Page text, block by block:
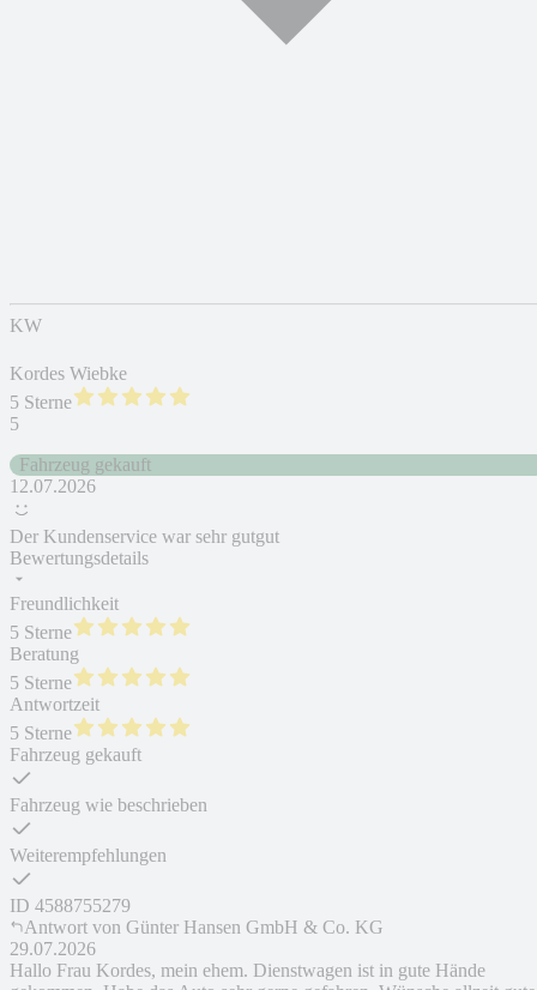
KW
Kordes Wiebke
5 Sterne
5
Fahrzeug gekauft
12.07.2026
Der Kundenservice war sehr gutgut
Bewertungsdetails
Freundlichkeit
5 Sterne
Beratung
5 Sterne
Antwortzeit
5 Sterne
Fahrzeug gekauft
Fahrzeug wie beschrieben
Weiterempfehlungen
ID 4588755279
Antwort von Günter Hansen GmbH & Co. KG
29.07.2026
Hallo Frau Kordes, mein ehem. Dienstwagen ist in gute Hände